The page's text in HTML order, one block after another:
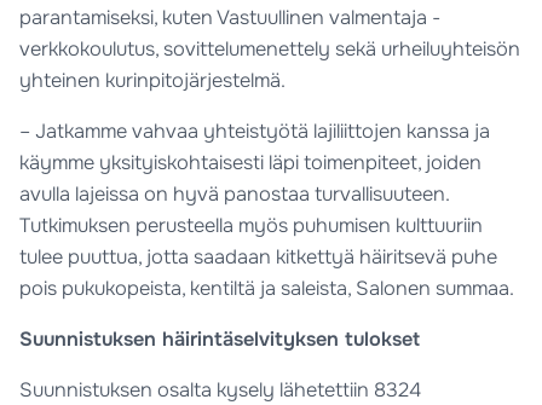
parantamiseksi, kuten Vastuullinen valmentaja -
verkkokoulutus, sovittelumenettely sekä urheiluyhteisön
yhteinen kurinpitojärjestelmä.
– Jatkamme vahvaa yhteistyötä lajiliittojen kanssa ja
käymme yksityiskohtaisesti läpi toimenpiteet, joiden
avulla lajeissa on hyvä panostaa turvallisuuteen.
Tutkimuksen perusteella myös puhumisen kulttuuriin
tulee puuttua, jotta saadaan kitkettyä häiritsevä puhe
pois pukukopeista, kentiltä ja saleista, Salonen summaa.
Suunnistuksen häirintäselvityksen tulokset
Suunnistuksen osalta kysely lähetettiin 8324